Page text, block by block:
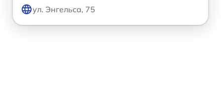
ул. Энгельса, 75